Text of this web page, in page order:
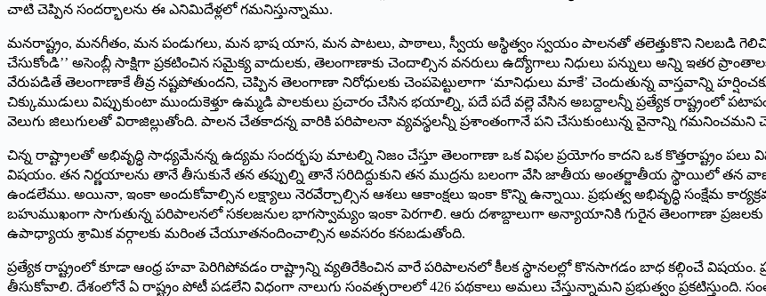
చాటి చెప్పిన సందర్భాలను ఈ ఎనిమిదేళ్లలో గమనిస్తున్నాము.
మనరాష్ట్రం, మనగీతం, మన పండుగలు, మన భాష యాస, మన పాటలు, పాఠాలు, స్వీయ అస్థిత్వం స్వయం పాలనతో తలెత్తుకొని నిలబడి
చేసుకోండి’’ అసెంబ్లీ సాక్షిగా ప్రకటించిన సమైక్య వాదులకు, తెలంగాణాకు చెందాల్సిన వనరులు ఉద్యోగాలు నిధులు పన్నులు అన్ని ఇతర
వేరుపడితే తెలంగాణాకే తీవ్ర నష్టపోతుందని, చెప్పిన తెలంగాణా నిరోధులకు చెంపపెట్టులాగా ‘మానిధులు మాకే’ చెందుతున్న వాస్తవాన్ని
చిక్కుముడులు విప్పుకుంటా ముందుకెళ్తూ ఉమ్మడి పాలకులు ప్రచారం చేసిన భయాల్ని, పదే పదే వల్లె వేసిన అబద్దాలన్నీ ప్రత్యేక
‌వెలుగు జిలుగులతో విరాజిల్లుతోంది. పాలన చేతకాదన్న వారికి పరిపాలనా వ్యవస్థలన్నీ ప్రశాంతంగానే పని చేసుకుంటున్న వైనాన్ని గమనించమని
చిన్న రాష్ట్రాలతో అభివృద్ధి సాధ్యమేనన్న ఉద్యమ సందర్భపు మాటల్ని నిజం చేస్తూ తెలంగాణా ఒక విఫల ప్రయోగం కాదని ఒక కొత్తరాష్ట్రం పలు
విషయం. తన నిర్ణయాలను తానే తీసుకునే తన తప్పుల్ని తానే సరిదిద్దుకుని తన ముద్రను బలంగా వేసి జాతీయ అంతర్జాతీయ స్థాయిలో తన
ఉండలేము. అయినా, ఇంకా అందుకోవాల్సిన లక్ష్యాలు నెరవేర్చాల్సిన ఆశలు ఆకాంక్షలు ఇంకా కొన్ని ఉన్నాయి. ప్రభుత్వ అభివృద్ధి సంక్షేమ
బహుముఖంగా సాగుతున్న పరిపాలనలో సకలజనుల భాగస్వామ్యం ఇంకా పెరగాలి. ఆరు దశాబ్దాలుగా అన్యాయానికి గురైన తెలంగాణా ప్రజలకు
ఉపాధ్యాయ శ్రామిక వర్గాలకు మరింత చేయూతనందించాల్సిన అవసరం కనబడుతోంది.
ప్రత్యేక రాష్ట్రంలో కూడా ఆంధ్ర హవా పెరిగిపోవడం రాష్ట్రాన్ని వ్యతిరేకించిన వారే పరిపాలనలో కీలక స్థానలల్లో కొనసాగడం బాధ కల్గించే విషయం.
తీసుకోవాలి. దేశంలోనే ఏ రాష్ట్రం పోటీ పడలేని విధంగా నాలుగు సంవత్సరాలలో 426 పథకాలు అమలు చేస్తున్నామని ప్రభుత్వం ప్రకటిస్తుంది.